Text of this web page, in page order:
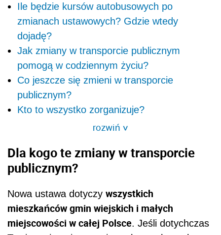
Ile będzie kursów autobusowych po
zmianach ustawowych? Gdzie wtedy
dojadę?
Jak zmiany w transporcie publicznym
pomogą w codziennym życiu?
Co jeszcze się zmieni w transporcie
publicznym?
Kto to wszystko zorganizuje?
rozwiń>
Dla kogo te zmiany w transporcie
publicznym?
Nowa ustawa dotyczy wszystkich
mieszkańców gmin wiejskich i małych
miejscowości w całej Polsce. Jeśli dotychczas